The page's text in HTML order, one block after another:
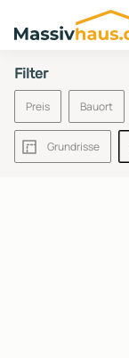
Massivhaus
Logo
Anmelden
Filter
Preis Bauort
Grundrisse